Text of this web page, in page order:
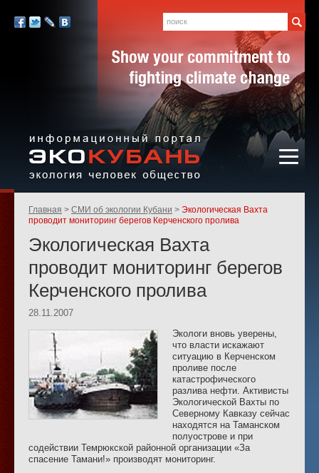
«ЭКО-КУБАНЬ»
человек,
общество
Родительские
страницы:
Главная СМИ об экологии Кубани
Экологическая Вахта
проводит мониторинг берегов Керченского пролива
Экологическая Вахта
проводит мониторинг берегов
Керченского пролива
28.11.2007
Экологи вновь уверены,
что власти искажают
ситуацию в Керченском
проливе после
катастрофического
разлива нефти. Активисты
Экологической Вахты по
Северному Кавказу сейчас
находятся на Таманском
полуострове и при
содействии Темрюкской районной организации «За
спасение Тамани!» производят мониторинг.
Мы
Поиск